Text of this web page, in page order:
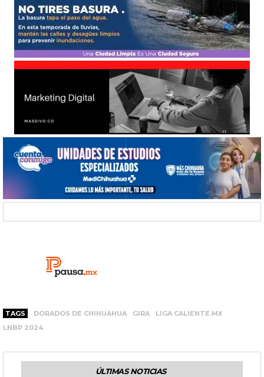
TAGS DORADOS DE CHIHUAHUA GIRA
LIGA CALIENTE.MX
LNBP 2024
ÚLTIMAS NOTICIAS